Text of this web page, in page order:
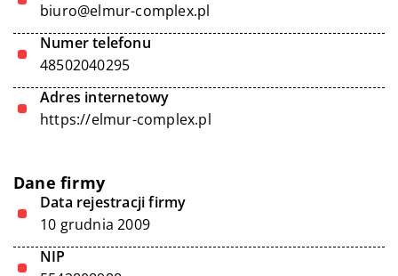
biuro@elmur-complex.pl
Numer telefonu
48502040295
Adres internetowy
https://elmur-complex.pl
Dane firmy
Data rejestracji firmy
10 grudnia 2009
NIP